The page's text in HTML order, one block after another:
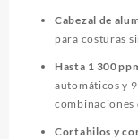
Cabezal de
para costuras
Hasta 1 300
automáticos y
combinaciones
Cortahilos y